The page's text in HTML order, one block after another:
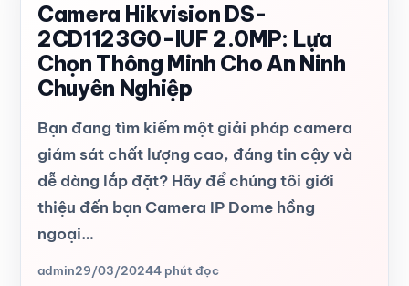
Camera Hikvision DS-
2CD1123G0-IUF 2.0MP: Lựa
Chọn Thông Minh Cho An Ninh
Chuyên Nghiệp
Bạn đang tìm kiếm một giải pháp camera
giám sát chất lượng cao, đáng tin cậy và
dễ dàng lắp đặt? Hãy để chúng tôi giới
thiệu đến bạn Camera IP Dome hồng
ngoại…
admin29/03/20244 phút đọc